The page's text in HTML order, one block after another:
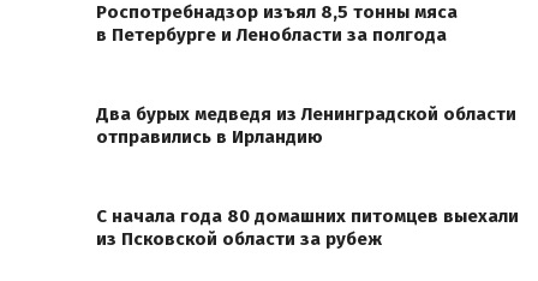
Роспотребнадзор изъял 8,5 тонны мяса
в Петербурге и Ленобласти за полгода
Два бурых медведя из Ленинградской области
отправились в Ирландию
С начала года 80 домашних питомцев выехали
из Псковской области за рубеж